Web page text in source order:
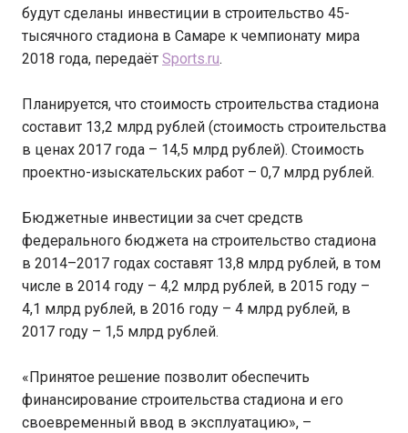
будут сделаны инвестиции в строительство 45-
тысячного стадиона в Самаре к чемпионату мира
2018 года, передаёт Sports.ru.
Планируется, что стоимость строительства стадиона
составит 13,2 млрд рублей (стоимость строительства
в ценах 2017 года – 14,5 млрд рублей). Стоимость
проектно-изыскательских работ – 0,7 млрд рублей.
Бюджетные инвестиции за счет средств
федерального бюджета на строительство стадиона
в 2014–2017 годах составят 13,8 млрд рублей, в том
числе в 2014 году – 4,2 млрд рублей, в 2015 году –
4,1 млрд рублей, в 2016 году – 4 млрд рублей, в
2017 году – 1,5 млрд рублей.
«Принятое решение позволит обеспечить
финансирование строительства стадиона и его
своевременный ввод в эксплуатацию», –